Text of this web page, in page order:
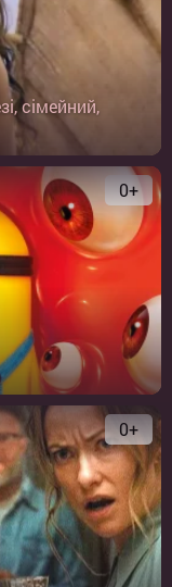
сімейний,
0+
0+